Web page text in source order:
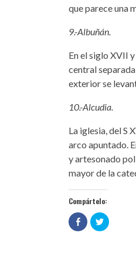
que parece una
9.-Albuñán.
En el siglo XVII
central
exterior se
10.-Alcudia.
La iglesia, del S
arco apuntado.
y artesonado
mayor de la
Compártelo:
Haz
clic
para
Haz
clic